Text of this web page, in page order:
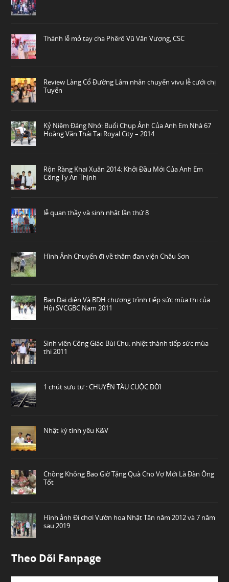
Thánh lễ mở tay cha Phêrô Vũ Văn Vượng, CSC
Review Làng Cổ Đường Lâm nhân chuyến vivu lễ cưới chị
Tuyến
Kỷ Niệm Đáng Nhớ: Buổi Chụp Ảnh Của Anh Em Nhà 67
Hoàng Văn Thái Tại Royal City – 2014
Rộn Ràng Khai Xuân 2014: Khởi Đầu Mới Của Anh Em
Công Ty An Thịnh
lễ quan thầy và sinh nhật lần thứ 8
Hình Ảnh Chuyến đi về thăm đan viện Châu Sơn
Ban Đại diện Và BDH chương trình tiếp sức mùa thi của
Hội SVCGBC Nam 2011
Sinh viên Công Giáo Bùi Chu: nhiệt thành tiếp sức mùa
thi 2011
1 chút sưu tư : CHUYẾN TÀU CUỘC ĐỜI
Nhật ký tình yêu K&V
Chồng Không Bao Giờ Tặng Quà Cho Vợ Mới Là Đàn Ông
Tốt
Hình ảnh Đi chơi Vườn hoa Nhật Tân năm 2012 và 7 năm
sau 2019
Theo Dõi Fanpage